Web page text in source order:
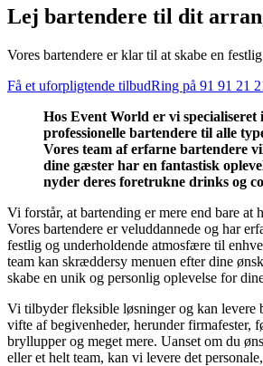
Lej bartendere til dit
Vores bartendere er klar til at skabe en
Få et uforpligtende tilbudRing på 91 91 21
Hos Event World er vi specialiseret
professionelle bartendere til alle
Vores team af erfarne bartendere
dine gæster har en fantastisk
nyder deres foretrukne drinks og
Vi forstår, at bartending er mere end bare at
Vores bartendere er veluddannede og har
festlig og underholdende atmosfære til
team kan skræddersy menuen efter dine
skabe en unik og personlig oplevelse for
Vi tilbyder fleksible løsninger og kan levere
vifte af begivenheder, herunder firmafester,
bryllupper og meget mere. Uanset om du
eller et helt team, kan vi levere det